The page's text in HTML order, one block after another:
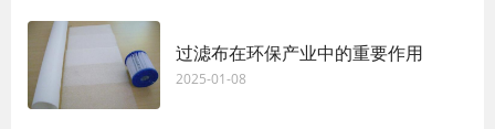
过滤布在环保产业中的重要作用
2025-01-08